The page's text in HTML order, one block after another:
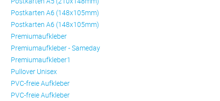
Postkarten A6 (148x105mm)
Postkarten A6 (148x105mm)
Premiumaufkleber
Premiumaufkleber - Sameday
Premiumaufkleber1
Pullover Unisex
PVC-freie Aufkleber
PVC-freie Aufkleber